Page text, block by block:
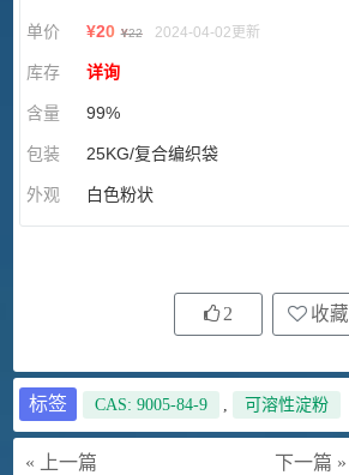
单价 ¥20 ¥22 2024-04-02更新
库存 详询
含量 99%
包装 25KG/复合编织袋
外观 白色粉状
2 收藏
标签 CAS: 9005-84-9 , 可溶性淀粉
« 上一篇
下一篇 »